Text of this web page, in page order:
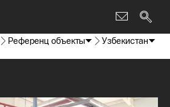
Референц объекты Узбекистан